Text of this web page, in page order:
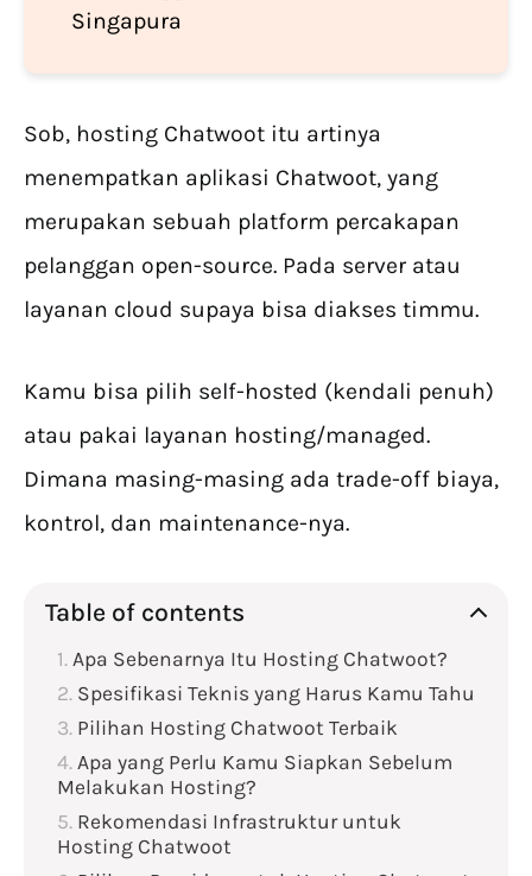
Singapura
Sob, hosting Chatwoot itu artinya
menempatkan aplikasi Chatwoot, yang
merupakan sebuah platform percakapan
pelanggan open-source. Pada server atau
layanan cloud supaya bisa diakses timmu.
Kamu bisa pilih self-hosted (kendali penuh)
atau pakai layanan hosting/managed.
Dimana masing-masing ada trade-off biaya,
kontrol, dan maintenance-nya.
Table of contents
Apa Sebenarnya Itu Hosting Chatwoot?
Spesifikasi Teknis yang Harus Kamu Tahu
Pilihan Hosting Chatwoot Terbaik
Apa yang Perlu Kamu Siapkan Sebelum
Melakukan Hosting?
Rekomendasi Infrastruktur untuk
Hosting Chatwoot